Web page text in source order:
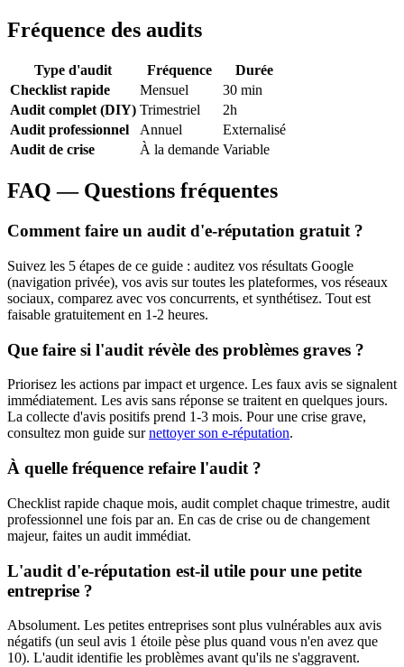
Fréquence des audits
Type d'audit Fréquence
Durée
Checklist rapide
Mensuel
30 min
Audit complet (DIY) Trimestriel
2h
Audit professionnel
Annuel
Externalisé
Audit de crise
À la demande Variable
FAQ — Questions fréquentes
Comment faire un audit d'e-réputation gratuit ?
Suivez les 5 étapes de ce guide : auditez vos résultats Google
(navigation privée), vos avis sur toutes les plateformes, vos réseaux
sociaux, comparez avec vos concurrents, et synthétisez. Tout est
faisable gratuitement en 1-2 heures.
Que faire si l'audit révèle des problèmes graves ?
Priorisez les actions par impact et urgence. Les faux avis se signalent
immédiatement. Les avis sans réponse se traitent en quelques jours.
La collecte d'avis positifs prend 1-3 mois. Pour une crise grave,
consultez mon guide surnettoyer son e-réputation.
À quelle fréquence refaire l'audit ?
Checklist rapide chaque mois, audit complet chaque trimestre, audit
professionnel une fois par an. En cas de crise ou de changement
majeur, faites un audit immédiat.
L'audit d'e-réputation est-il utile pour une petite
entreprise ?
Absolument. Les petites entreprises sont plus vulnérables aux avis
négatifs (un seul avis 1 étoile pèse plus quand vous n'en avez que
10). L'audit identifie les problèmes avant qu'ils ne s'aggravent.